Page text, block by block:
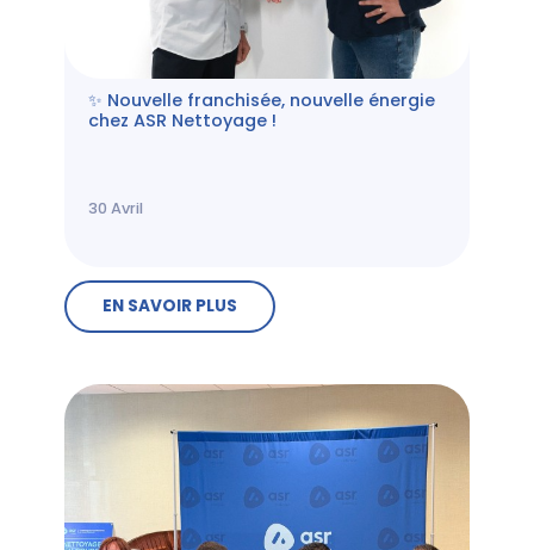
✨ Nouvelle franchisée, nouvelle énergie
chez ASR Nettoyage !
30 Avril
EN SAVOIR PLUS